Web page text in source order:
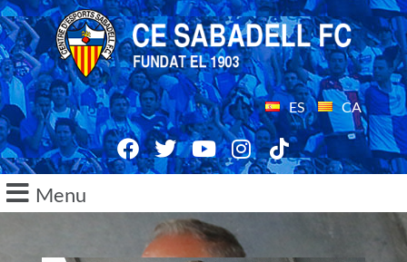
ES CA
Menu